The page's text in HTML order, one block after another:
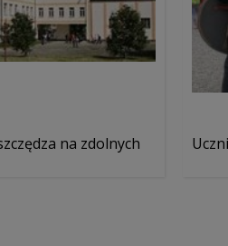
na zdolnych